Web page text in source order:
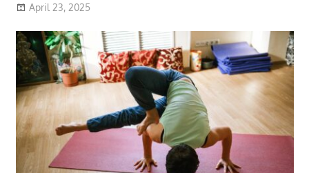
April 23, 2025